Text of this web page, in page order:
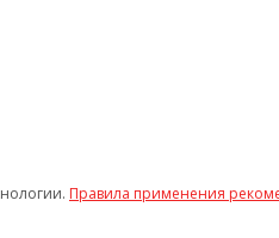
Правила применения